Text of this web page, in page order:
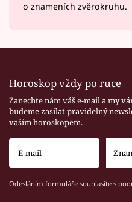
o znameních zvěrokruhu.
Horoskop vždy po ruce
Zanechte nám váš e-mail a my
budeme zasílat pravidelný
vaším horoskopem.
Odesláním formuláře souhlasíte s